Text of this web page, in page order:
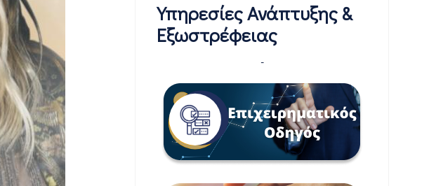
Υπηρεσίες Ανάπτυξης &
Εξωστρέφειας
-